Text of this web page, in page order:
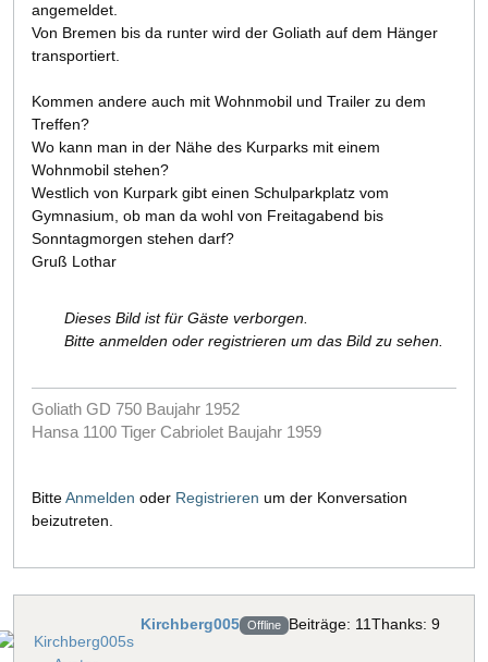
angemeldet.
Von Bremen bis da runter wird der Goliath auf dem Hänger
transportiert.
Kommen andere auch mit Wohnmobil und Trailer zu dem
Treffen?
Wo kann man in der Nähe des Kurparks mit einem
Wohnmobil stehen?
Westlich von Kurpark gibt einen Schulparkplatz vom
Gymnasium, ob man da wohl von Freitagabend bis
Sonntagmorgen stehen darf?
Gruß Lothar
Dieses Bild ist für Gäste verborgen.
Bitte anmelden oder registrieren um das Bild zu sehen.
Goliath GD 750 Baujahr 1952
Hansa 1100 Tiger Cabriolet Baujahr 1959
BitteAnmelden oder Registrieren um der Konversation
beizutreten.
Kirchberg005 Offline Beiträge: 11Thanks: 9